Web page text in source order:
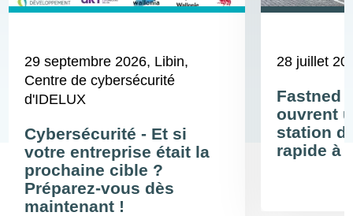
29 septembre 2026, Libin,
Centre de cybersécurité
d'IDELUX
Cybersécurité - Et si
votre entreprise était la
prochaine cible ?
Préparez-vous dès
maintenant !
28 juillet
Fastned
ouvrent
station
rapide à